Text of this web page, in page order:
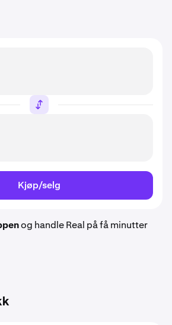
Kjøp/selg
og handle Real på få minutter